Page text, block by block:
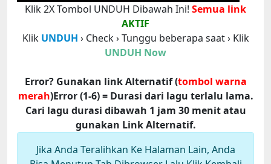
Klik 2X Tombol UNDUH Dibawah Ini! Semua link
AKTIF
Klik UNDUH › Check › Tunggu beberapa saat › Klik
UNDUH Now
Error? Gunakan link Alternatif (tombol warna
merah)Error (1-6) = Durasi dari lagu terlalu lama.
Cari lagu durasi dibawah 1 jam 30 menit atau
gunakan Link Alternatif.
Jika Anda Teralihkan Ke Halaman Lain, Anda